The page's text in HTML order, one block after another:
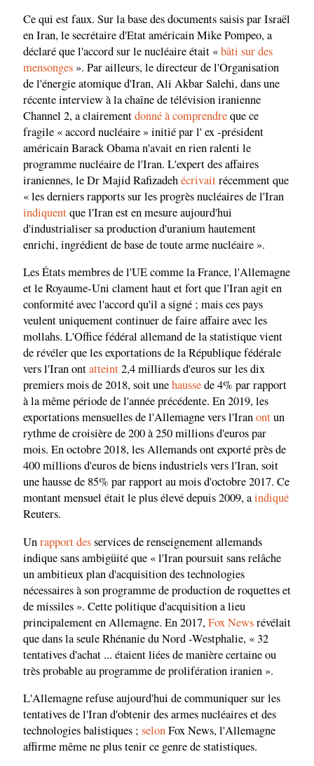
Ce qui est faux. Sur la base des documents saisis par Israël
en Iran, le secrétaire d'Etat américain Mike Pompeo, a
déclaré que l'accord sur le nucléaire était «bâti sur des
mensonges». Par ailleurs, le directeur de l'Organisation
de l'énergie atomique d'Iran, Ali Akbar Salehi, dans une
récente interview à la chaîne de télévision iranienne
Channel 2, a clairementdonné à comprendreque ce
fragile « accord nucléaire » initié par l' ex -président
américain Barack Obama n'avait en rien ralenti le
programme nucléaire de l'Iran. L'expert des affaires
iraniennes, le Dr Majid Rafizadehécrivaitrécemment que
« les derniers rapports sur les progrès nucléaires de l'Iran
indiquentque l'Iran est en mesure aujourd'hui
d'industrialiser sa production d'uranium hautement
enrichi, ingrédient de base de toute arme nucléaire ».
Les États membres de l'UE comme la France, l'Allemagne
et le Royaume-Uni clament haut et fort que l'Iran agit en
conformité avec l'accord qu'il a signé ; mais ces pays
veulent uniquement continuer de faire affaire avec les
mollahs. L'Office fédéral allemand de la statistique vient
de révéler que les exportations de la République fédérale
vers l'Iran ontatteint2,4 milliards d'euros sur les dix
premiers mois de 2018, soit unehaussede 4% par rapport
à la même période de l'année précédente. En 2019, les
exportations mensuelles de l'Allemagne vers l'Iranontun
rythme de croisière de 200 à 250 millions d'euros par
mois. En octobre 2018, les Allemands ont exporté près de
400 millions d'euros de biens industriels vers l'Iran, soit
une hausse de 85% par rapport au mois d'octobre 2017. Ce
montant mensuel était le plus élevé depuis 2009, aindiqué
Reuters.
Unrapport desservices de renseignement allemands
indique sans ambigüité que « l'Iran poursuit sans relâche
un ambitieux plan d'acquisition des technologies
nécessaires à son programme de production de roquettes et
de missiles ». Cette politique d'acquisition a lieu
principalement en Allemagne. En 2017,Fox Newsrévélait
que dans la seule Rhénanie du Nord -Westphalie, « 32
tentatives d'achat ... étaient liées de manière certaine ou
très probable au programme de prolifération iranien ».
L'Allemagne refuse aujourd'hui de communiquer sur les
tentatives de l'Iran d'obtenir des armes nucléaires et des
technologies balistiques ; selonFox News, l'Allemagne
affirme même ne plus tenir ce genre de statistiques.